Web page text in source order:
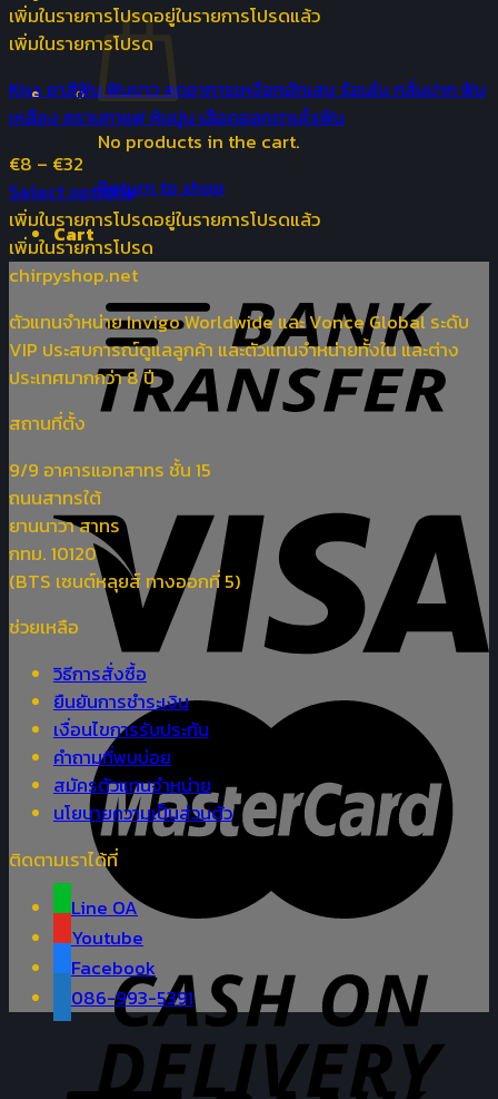
No products in the cart.
Return to shop
Cart
เพิ่มในรายการโปรดอยู่ในรายการโปรดแล้ว
เพิ่มในรายการโปรด
Kiss ยาสีฟัน ฟันขาว ลดอาการเหงือกอักเสบ ร้อนใน กลิ่นปาก ฟัน
เหลือง คราบกาแฟ หินปูน เลือดออกตามไรฟัน
€8 – €32
Select options
เพิ่มในรายการโปรดอยู่ในรายการโปรดแล้ว
เพิ่มในรายการโปรด
chirpyshop.net
ตัวแทนจำหน่าย Invigo Worldwide และ Vonce Global ระดับ
VIP ประสบการณ์ดูแลลูกค้า และตัวแทนจำหน่ายทั้งใน และต่าง
ประเทศมากกว่า 8 ปี
สถานที่ตั้ง
9/9 อาคารแอทสาทร ชั้น 15
ถนนสาทรใต้
ยานนาวา สาทร
กทม. 10120
(BTS เซนต์หลุยส์ ทางออกที่ 5)
ช่วยเหลือ
วิธีการสั่งซื้อ
ยืนยันการชำระเงิน
เงื่อนไขการรับประกัน
คำถามที่พบบ่อย
สมัครตัวแทนจำหน่าย
นโยบายความเป็นส่วนตัว
ติดตามเราได้ที่
Line OA
Youtube
Facebook
086-993-5391